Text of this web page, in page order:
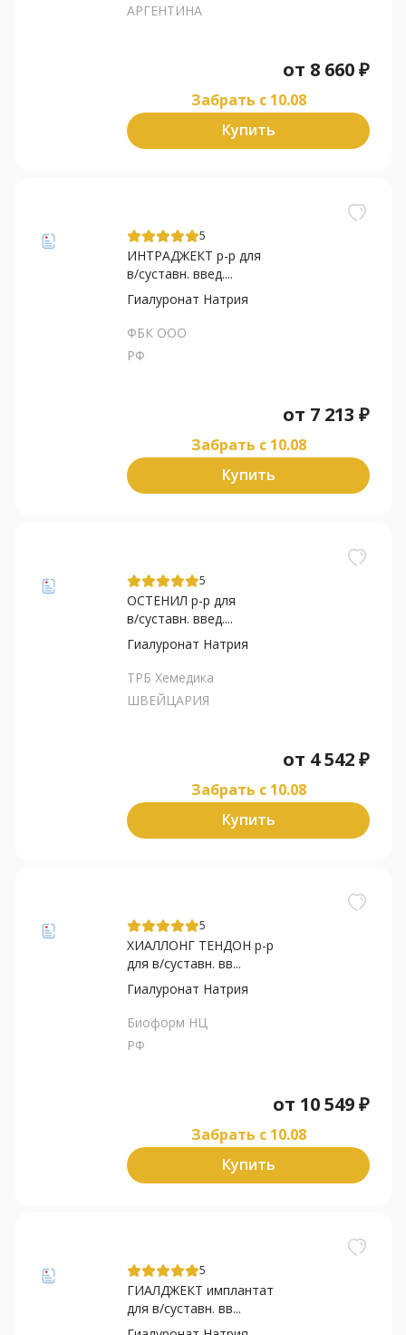
АРГЕНТИНА
от 8 660₽
Забрать c 10.08
Купить
5
ИНТРАДЖЕКТ р-р для
в/суставн. введ....
Гиалуронат Натрия
ФБК ООО
РФ
от 7 213 ₽
Забрать c 10.08
Купить
5
ОСТЕНИЛ р-р для
в/суставн. введ....
Гиалуронат Натрия
ТРБ Хемедика
ШВЕЙЦАРИЯ
от 4 542₽
Забрать c 10.08
Купить
5
ХИАЛЛОНГ ТЕНДОН р-р
для в/суставн. вв...
Гиалуронат Натрия
Биоформ НЦ
РФ
от 10 549₽
Забрать c 10.08
Купить
5
ГИАЛДЖЕКТ имплантат
для в/суставн. вв...